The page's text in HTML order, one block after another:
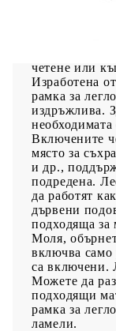
Леглото е
къщичка на
четене или
Изработена
рамка за
издръжлива.
Включените
място за
и др.,
подредена.
да работят
дървени
подходяща за
Моля,
включва само
са включени.
Можете да
подходящи
рамка за
ламели.